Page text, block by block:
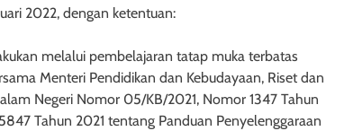
2022, dengan ketentuan:
melalui pembelajaran tatap muka terbatas
Menteri Pendidikan dan Kebudayaan, Riset dan
Negeri Nomor 05/KB/2021, Nomor 1347 Tahun
Tahun 2021 tentang Panduan Penyelenggaraan